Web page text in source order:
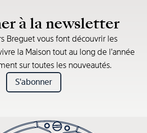
à la newsletter
Breguet vous font découvrir les
la Maison tout au long de l’année
sur toutes les nouveautés.
S'abonner